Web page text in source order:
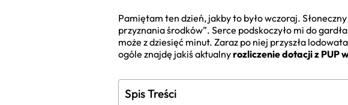
Pamiętam ten dzień, jakby to było wczoraj.
przyznania środków”. Serce podskoczyło mi do
może z dziesięć minut. Zaraz po niej przyszła
ogóle znajdę jakiś aktualnyrozliczenie dotacji z PUP
Spis Treści